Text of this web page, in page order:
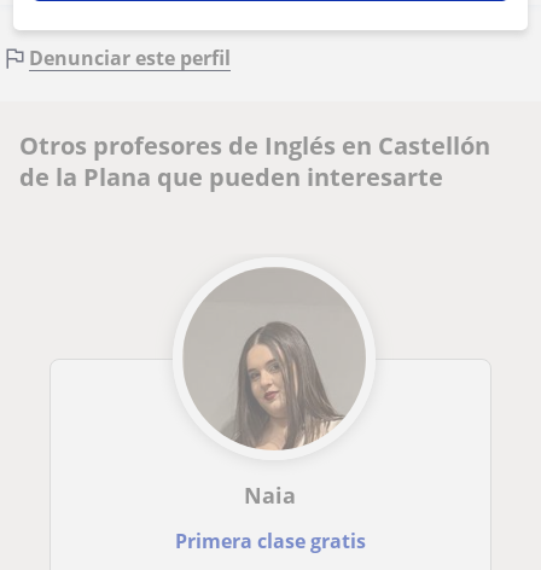
Denunciar este perfil
Otros profesores de Inglés en Castellón
de la Plana que pueden interesarte
Naia
Primera clase gratis